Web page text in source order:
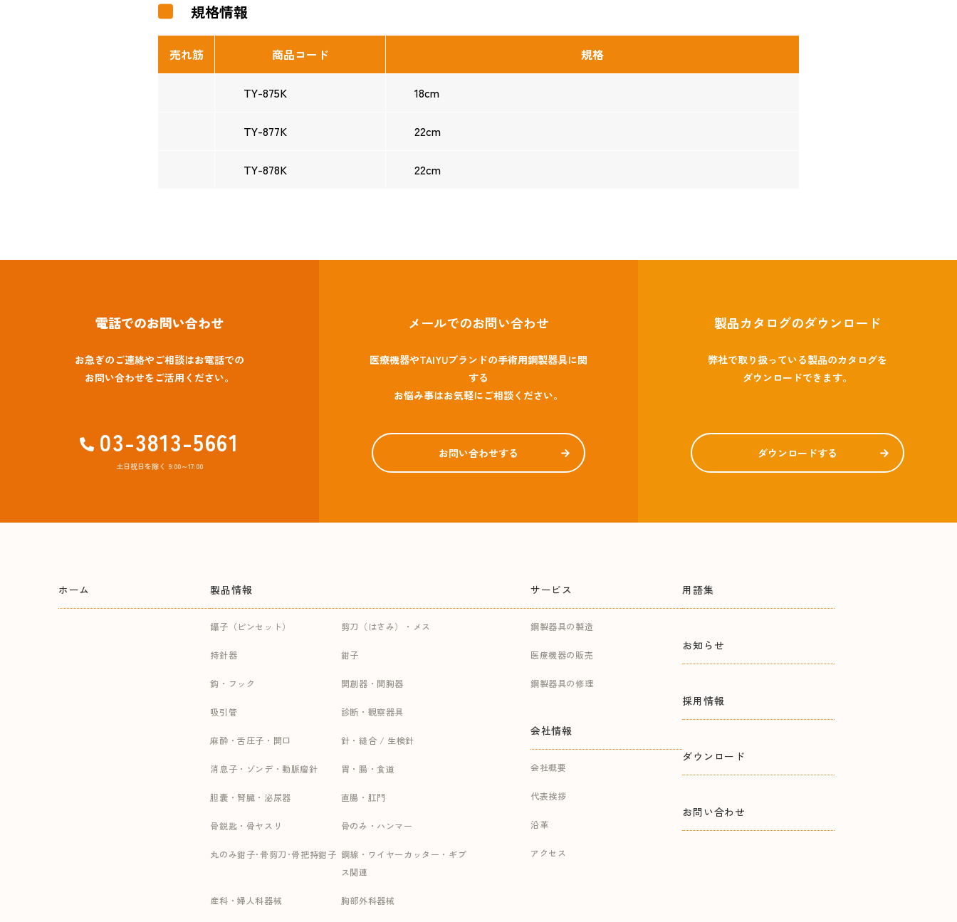
規格情報
売れ筋 商品コード 規格
TY-875K 18cm
TY-877K 22cm
TY-878K 22cm
電話でのお問い合わせ
お急ぎのご連絡やご相談はお電話での
お問い合わせをご活用ください。
03-3813-5661
土日祝日を除く 9:00～17:00
メールでのお問い合わせ
医療機器やTAIYUブランドの手術用鋼製器具に関
する
お悩み事はお気軽にご相談ください。
お問い合わせする
製品カタログのダウンロード
弊社で取り扱っている製品のカタログを
ダウンロードできます。
ダウンロードする
ホーム 製品情報
鑷子（ピンセット） 剪刀（はさみ）・メス
持針器 鉗子
鈎・フック 開創器・開胸器
吸引管 診断・観察器具
麻酔・舌圧子・開口 針・縫合 / 生検針
消息子・ゾンデ・動脈瘤針 胃・腸・食道
胆嚢・腎臓・泌尿器 直腸・肛門
骨鋭匙・骨ヤスリ 骨のみ・ハンマー
丸のみ鉗子･骨剪刀･骨把持鉗子 鋼線・ワイヤーカッター・ギプ
ス関連
産科・婦人科器械 胸部外科器械
サービス
鋼製器具の製造
医療機器の販売
鋼製器具の修理
会社情報
会社概要
代表挨拶
沿革
アクセス
用語集
お知らせ
採用情報
ダウンロード
お問い合わせ